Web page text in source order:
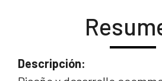
Descripción: